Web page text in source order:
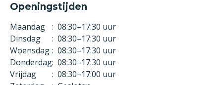
Openingstijden
Maandag : 08:30–17:30 uur
Dinsdag
: 08:30–17:30 uur
Woensdag : 08:30–17:30 uur
Donderdag: 08:30–17:30 uur
Vrijdag
: 08:30–17:00 uur